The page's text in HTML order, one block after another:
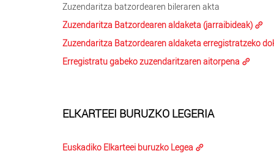
Zuzendaritza batzordearen bileraren akta
Zuzendaritza Batzordearen aldaketa (jarraibideak)
Zuzendaritza Batzordearen aldaketa erregistratzeko
Erregistratu gabeko zuzendaritzaren aitorpena
ELKARTEEI BURUZKO LEGERIA
Euskadiko Elkarteei buruzko Legea